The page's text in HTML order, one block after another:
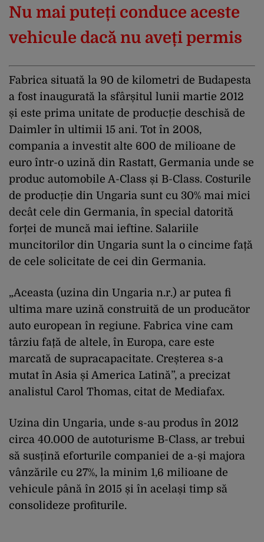
Nu mai puteți conduce aceste
vehicule dacă nu aveți permis
Fabrica situată la 90 de kilometri de Budapesta
a fost inaugurată la sfârșitul lunii martie 2012
și este prima unitate de producție deschisă de
Daimler în ultimii 15 ani. Tot în 2008,
compania a investit alte 600 de milioane de
euro într-o uzină din Rastatt, Germania unde se
produc automobile A-Class și B-Class. Costurile
de producție din Ungaria sunt cu 30% mai mici
decât cele din Germania, în special datorită
forței de muncă mai ieftine. Salariile
muncitorilor din Ungaria sunt la o cincime față
de cele solicitate de cei din Germania.
„Aceasta (uzina din Ungaria n.r.) ar putea fi
ultima mare uzină construită de un producător
auto european în regiune. Fabrica vine cam
târziu față de altele, în Europa, care este
marcată de supracapacitate. Creșterea s-a
mutat în Asia și America Latină”, a precizat
analistul Carol Thomas, citat de Mediafax.
Uzina din Ungaria, unde s-au produs în 2012
circa 40.000 de autoturisme B-Class, ar trebui
să susțină eforturile companiei de a-și majora
vânzările cu 27%, la minim 1,6 milioane de
vehicule până în 2015 și în același timp să
consolideze profiturile.